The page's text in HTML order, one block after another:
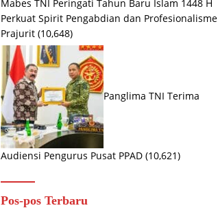
Mabes TNI Peringati Tahun Baru Islam 1448 H
Perkuat Spirit Pengabdian dan Profesionalisme
Prajurit (10,648)
Panglima TNI Terima
Audiensi Pengurus Pusat PPAD (10,621)
Pos-pos Terbaru